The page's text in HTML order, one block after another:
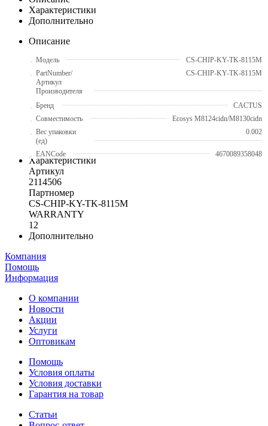
Характеристики
Дополнительно
Описание
Модель
CS-CHIP-KY-TK-8115M
PartNumber/
Артикул
Производителя
CS-CHIP-KY-TK-8115M
Бренд
CACTUS
Совместимость
Ecosys M8124cidn/M8130cidn
Вес упаковки
(ед)
0.002
EANCode 4670089358048
Характеристики
Артикул
2114506
Партномер
CS-CHIP-KY-TK-8115M
WARRANTY
12
Дополнительно
Компания
Помощь
Информация
О компании
Новости
Акции
Услуги
Оптовикам
Помощь
Условия оплаты
Условия доставки
Гарантия на товар
Статьи